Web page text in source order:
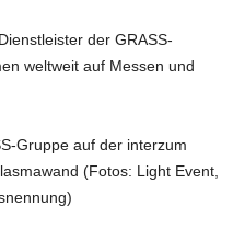
der GRASS-
weltweit auf Messen und
Gruppe auf der interzum
(Fotos: Light Event,